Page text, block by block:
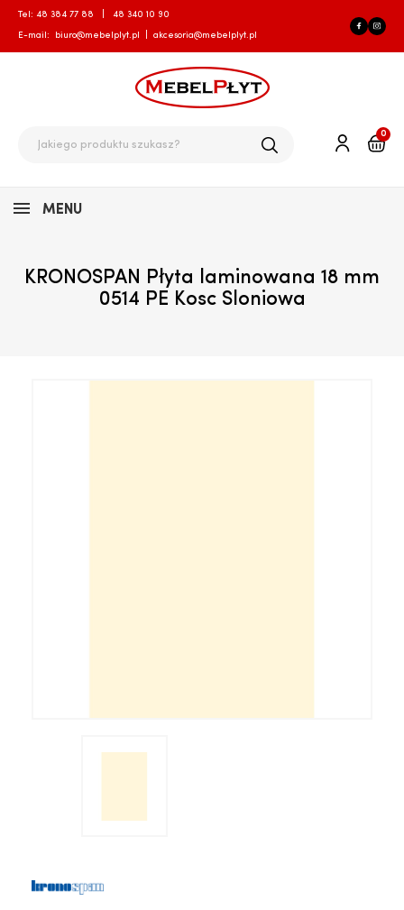
Tel: 48 384 77 88 48 340 10 90
E-mail: biuro@mebelplyt.pl akcesoria@mebelplyt.pl
0
MENU
KRONOSPAN Płyta laminowana 18 mm
0514 PE Kosc Sloniowa